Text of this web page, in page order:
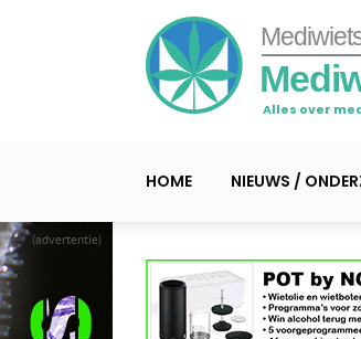
(advertentie)
Alles over
HOME NIEUWS /